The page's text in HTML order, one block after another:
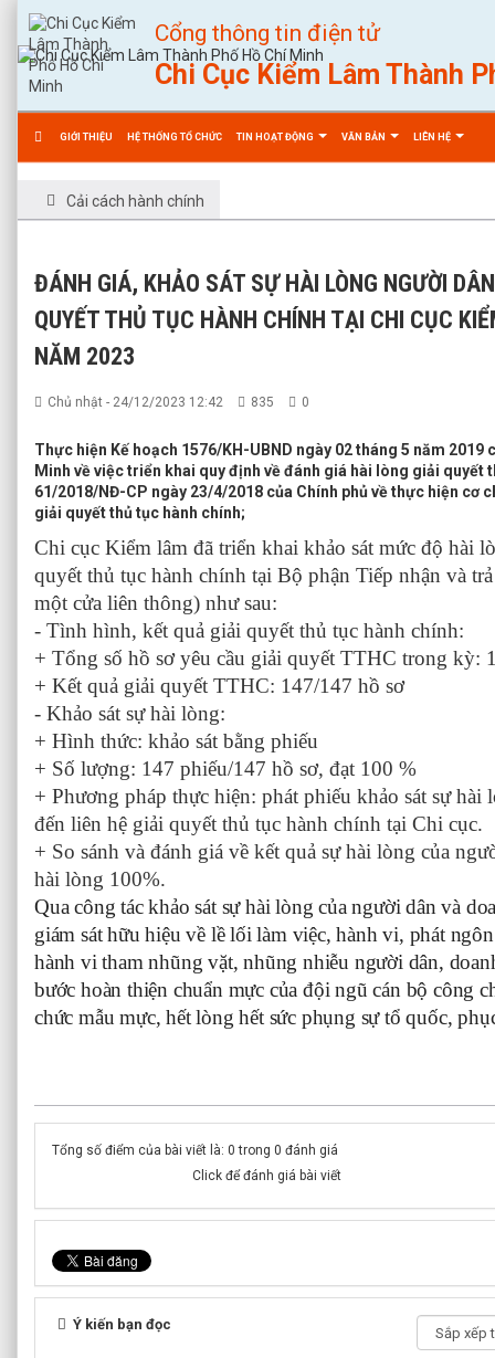
Cổng thông tin điện tử
Chi Cục Kiểm Lâm Thành
GIỚI THIỆU HỆ THỐNG TỔ CHỨC TIN HOẠT ĐỘNG VĂN BẢN LIÊN HỆ
Cải cách hành chính
ĐÁNH GIÁ, KHẢO SÁT SỰ HÀI LÒNG NGƯỜI
QUYẾT THỦ TỤC HÀNH CHÍNH TẠI CHI CỤC
NĂM 2023
Chủ nhật - 24/12/2023 12:42 835 0
Thực hiện Kế hoạch 1576/KH-UBND ngày 02 tháng 5 năm 2019
Minh về việc triển khai quy định về đánh giá hài lòng giải quyết
61/2018/NĐ-CP ngày 23/4/2018 của Chính phủ về thực hiện cơ
giải quyết thủ tục hành chính;
Chi cục Kiểm lâm đã triển khai khảo sát mức độ hài
quyết thủ tục hành chính tại Bộ phận Tiếp nhận và
một cửa liên thông) như sau:
- Tình hình, kết quả giải quyết thủ tục hành chính:
+ Tổng số hồ sơ yêu cầu giải quyết TTHC trong kỳ:
+ Kết quả giải quyết TTHC: 147/147 hồ sơ
- Khảo sát sự hài lòng:
+ Hình thức: khảo sát bằng phiếu
+ Số lượng: 147 phiếu/147 hồ sơ, đạt 100 %
+ Phương pháp thực hiện: phát phiếu khảo sát sự
đến liên hệ giải quyết thủ tục hành chính tại Chi cục.
+ So sánh và đánh giá về kết quả sự hài lòng của
hài lòng 100%.
Qua công tác khảo sát sự hài lòng của người dân và
giám sát hữu hiệu về lề lối làm việc, hành vi, phát
hành vi tham nhũng vặt, nhũng nhiễu người dân,
bước hoàn thiện chuẩn mực của đội ngũ cán bộ công
chức mẫu mực, hết lòng hết sức phụng sự tổ quốc,
Tổng số điểm của bài viết là: 0 trong 0 đánh giá
Click để đánh giá bài viết
Ý kiến bạn đọc